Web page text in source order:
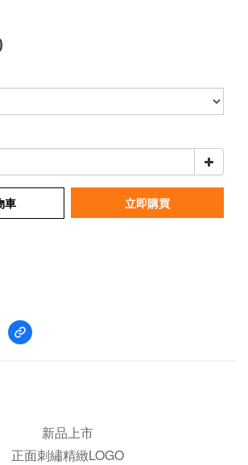
車 立即購買
新品上市
正面刺繡精緻LOGO